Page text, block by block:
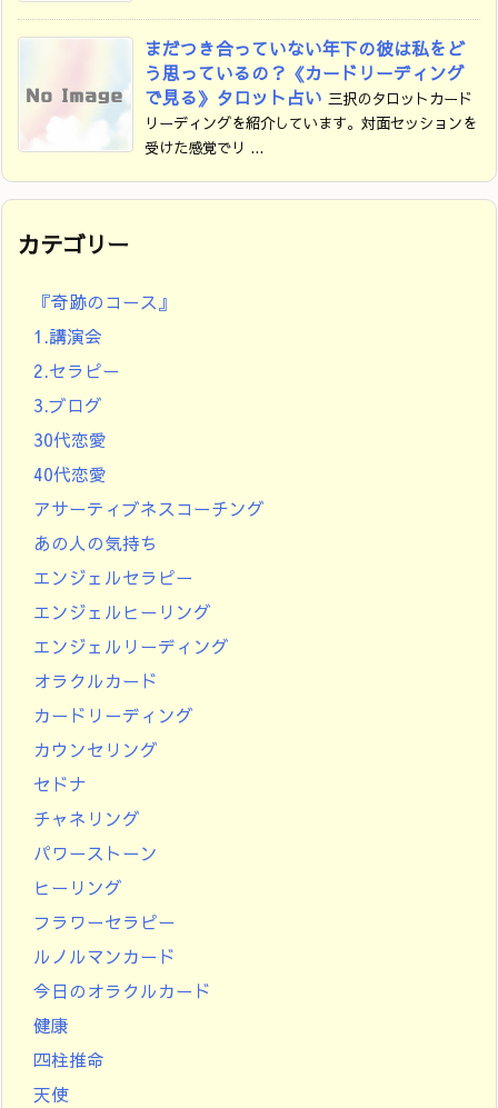
まだつき合っていない年下の彼は私をど
う思っているの？《カードリーディング
で見る》タロット占い 三択のタロットカード
リーディングを紹介しています。対面セッションを
受けた感覚でリ ...
カテゴリー
『奇跡のコース』
1.講演会
2.セラピー
3.ブログ
30代恋愛
40代恋愛
アサーティブネスコーチング
あの人の気持ち
エンジェルセラピー
エンジェルヒーリング
エンジェルリーディング
オラクルカード
カードリーディング
カウンセリング
セドナ
チャネリング
パワーストーン
ヒーリング
フラワーセラピー
ルノルマンカード
今日のオラクルカード
健康
四柱推命
天使